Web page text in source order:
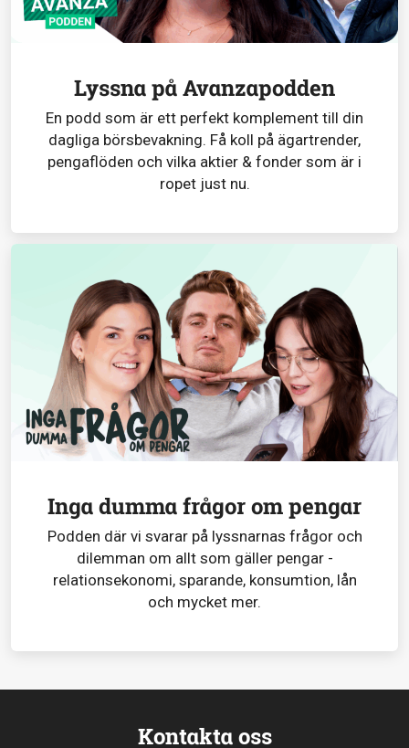
Lyssna på Avanzapodden
En podd som är ett perfekt komplement till din
dagliga börsbevakning. Få koll på ägartrender,
pengaflöden och vilka aktier & fonder som är i
ropet just nu.
Inga dumma frågor om pengar
Podden där vi svarar på lyssnarnas frågor och
dilemman om allt som gäller pengar -
relationsekonomi, sparande, konsumtion, lån
och mycket mer.
Kontakta oss